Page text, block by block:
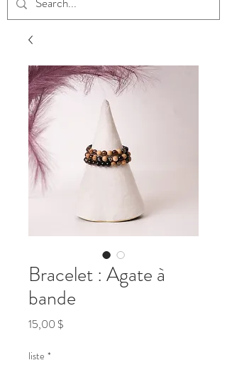
Bracelet : Agate à
bande
15,00 $
liste *